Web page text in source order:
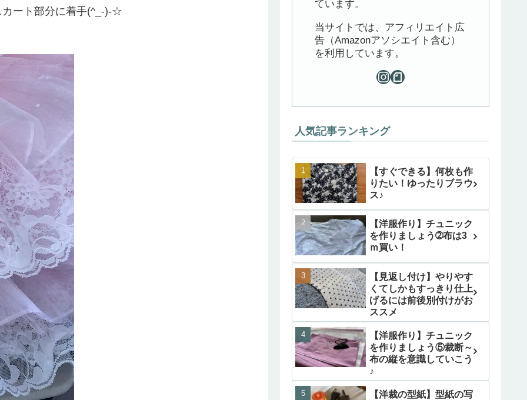
カート部分に着手(^_-)-☆
ています。
当サイトでは、アフィリエイト広
告（Amazonアソシエイト含む）
を利用しています。
人気記事ランキング
【すぐできる】何枚も作
りたい！ゆったりブラウ
ス♪
【洋服作り】チュニック
を作りましょう➁布は3
ｍ買い！
【見返し付け】やりやす
くてしかもすっきり仕上
げるには前後別付けがお
ススメ
【洋服作り】チュニック
を作りましょう⑤裁断～
布の縦を意識していこう
♪
【洋裁の型紙】型紙の写